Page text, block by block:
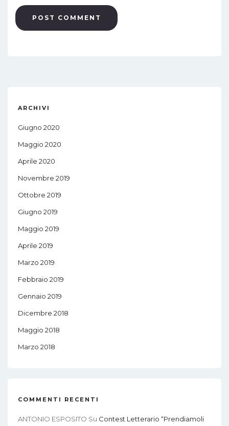
ARCHIVI
Giugno 2020
Maggio 2020
Aprile 2020
Novembre 2019
Ottobre 2019
Giugno 2019
Maggio 2019
Aprile 2019
Marzo 2019
Febbraio 2019
Gennaio 2019
Dicembre 2018
Maggio 2018
Marzo 2018
COMMENTI RECENTI
ANTONIO ESPOSITO Su Contest Letterario “Prendiamoli